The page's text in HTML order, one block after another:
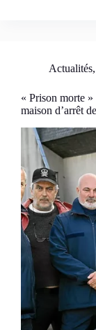
Actualités,
« Prison morte
maison d’arrêt